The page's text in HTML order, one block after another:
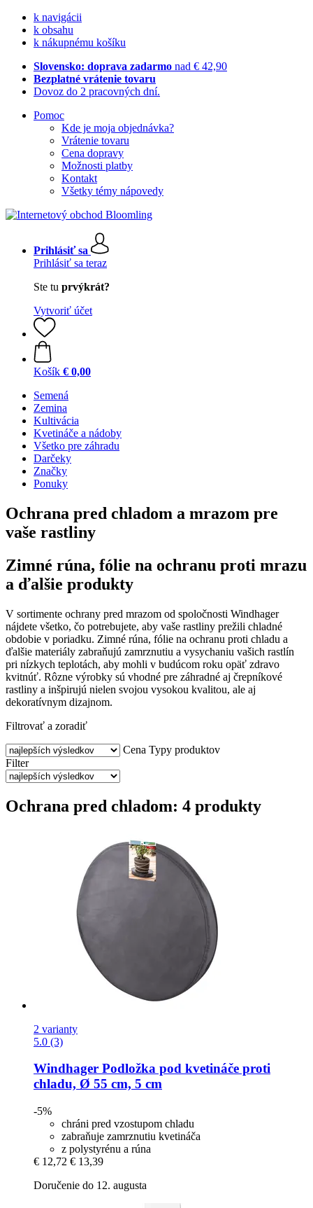
k navigácii
k obsahu
k nákupnému košíku
Slovensko: doprava zadarmo nad € 42,90
Bezplatné vrátenie tovaru
Dovoz do 2 pracovných dní.
Pomoc
Kde je moja objednávka?
Vrátenie tovaru
Cena dopravy
Možnosti platby
Kontakt
Všetky témy nápovedy
Prihlásiť sa
Prihlásiť sa teraz
Ste tu prvýkrát?
Vytvoriť účet
Košík € 0,00
Semená
Zemina
Kultivácia
Kvetináče a nádoby
Všetko pre záhradu
Darčeky
Značky
Ponuky
Ochrana pred chladom a mrazom pre
vaše rastliny
Zimné rúna, fólie na ochranu proti mrazu
a ďalšie produkty
V sortimente ochrany pred mrazom od spoločnosti Windhager
nájdete všetko, čo potrebujete, aby vaše rastliny prežili chladné
obdobie v poriadku. Zimné rúna, fólie na ochranu proti chladu a
ďalšie materiály zabraňujú zamrznutiu a vysychaniu vašich rastlín
pri nízkych teplotách, aby mohli v budúcom roku opäť zdravo
kvitnúť. Rôzne výrobky sú vhodné pre záhradné aj črepníkové
rastliny a inšpirujú nielen svojou vysokou kvalitou, ale aj
dekoratívnym dizajnom.
Filtrovať a zoradiť
Cena Typy produktov
Filter
Ochrana pred chladom: 4 produkty
2 varianty
5.0 (3)
Windhager Podložka pod kvetináče proti
chladu, Ø 55 cm, 5 cm
-5%
chráni pred vzostupom chladu
zabraňuje zamrznutiu kvetináča
z polystyrénu a rúna
€ 12,72 € 13,39
Doručenie do 12. augusta